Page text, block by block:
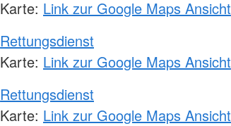
Karte: Link zur Google Maps Ansicht
Rettungsdienst
Karte: Link zur Google Maps Ansicht
Rettungsdienst
Karte: Link zur Google Maps Ansicht